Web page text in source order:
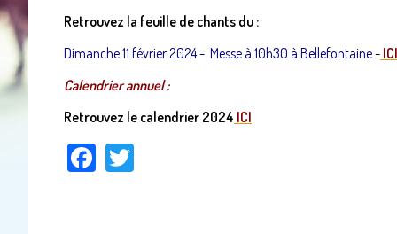
Retrouvez la feuille de chants du :
Dimanche 11 février 2024 - Messe à 10h30 à Bellefontaine- ICI
Calendrier annuel :
Retrouvez le calendrier 2024 ICI
Facebook